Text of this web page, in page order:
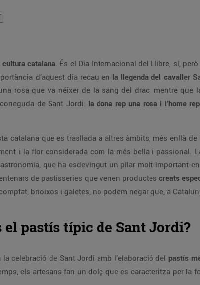
catalana. És el Dia Internacional del Llibre, sí,
d’aquest dia recau en la llegenda del cavaller
rosa que va néixer de la sang del drac, mentre que
de Sant Jordi: la dona rep una rosa i l’home
catalana que es trasllada a altres àmbits, més enllà
i la flor considerada com la més bella i passional.
que ha esdevingut un pilar molt important
de pastisseries que venen productes creats
brioixos i galetes, no podem negar que, a
el pastís típic de Sant Jordi?
celebració de Sant Jordi amb l’elaboració del pastís
els artesans fan un dolç que es caracteritza per la